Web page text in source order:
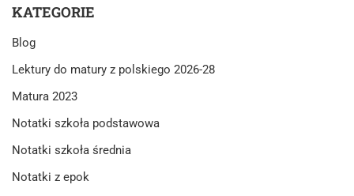
KATEGORIE
Blog
Lektury do matury z polskiego 2026-28
Matura 2023
Notatki szkoła podstawowa
Notatki szkoła średnia
Notatki z epok